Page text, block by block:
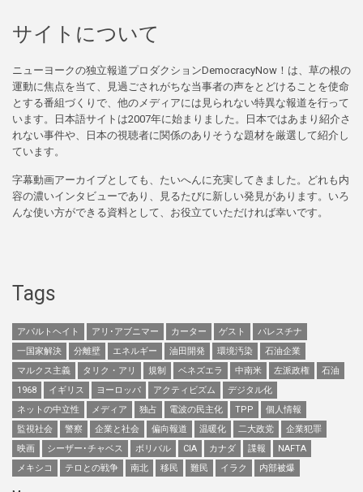
サイトについて
ニューヨークの独立報道プロダクションDemocracyNow！は、草の根の
運動に焦点を当て、見過ごされがちな当事者の声をとどけることを使命
とする番組づくりで、他のメディアには見られない特異な報道を行って
います。日本語サイトは2007年に始まりました。日本ではあまり紹介さ
れない事件や、日本の視聴者に関係のありそうな題材を厳選して紹介し
ています。
字幕動画アーカイブとしても、たいへんに充実してきました。どれも内
容の濃いインタビューであり、見るたびに新しい発見があります。いろ
んな使い方ができる資料として、お役立ていただければ幸いです。
Tags
アパルトヘイト アリ･アブニマー カーター ゲスト
パレスチナ
一国家解決
分離壁 エネルギー 油田開発 環境汚染
石油企業
マルクス主義
タリク・アリ 規制 ベネズエラ 中南米 左派政権
石油
1968
イギリス ヨーロッパ アクティビズム
デジタル化
ネットの中立性
メディア 独占 電波の民主化 TPP
個人情報
監視社会
警察 企業と社会 偏向報道 温暖化 二大政党
企業犯罪
映画
シーザー･チャベス ボリバル CIA カナダ 諜報
NAFTA
メキシコ
テロとの戦争 南北 移民 難民 イラク 内部被爆